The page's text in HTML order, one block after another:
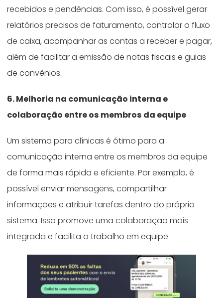
recebidos e pendências. Com isso, é possível gerar
relatórios precisos de faturamento, controlar o fluxo
de caixa, acompanhar as contas a receber e pagar,
além de facilitar a emissão de notas fiscais e guias
de convênios.
6. Melhoria na comunicação interna e
colaboração entre os membros da equipe
Um sistema para clínicas é ótimo para a
comunicação interna entre os membros da equipe
de forma mais rápida e eficiente. Por exemplo, é
possível enviar mensagens, compartilhar
informações e atribuir tarefas dentro do próprio
sistema. Isso promove uma colaboração mais
integrada e facilita o trabalho em equipe.